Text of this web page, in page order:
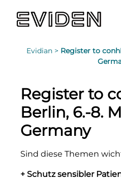
Evidian > Register to
Register to
Berlin, 6.-8.
Germany
Sind diese Themen
+ Schutz sensibler